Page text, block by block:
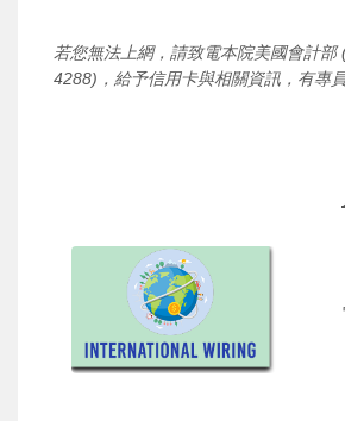
若您無法上網，請致電本院美國會計部
4288)，給予信用卡與相關資訊，有專員